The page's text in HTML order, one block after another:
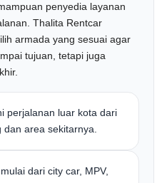
penyedia layanan
Thalita Rentcar
armada yang sesuai agar
tujuan, tetapi juga
perjalanan luar kota dari
area sekitarnya.
dari city car, MPV,